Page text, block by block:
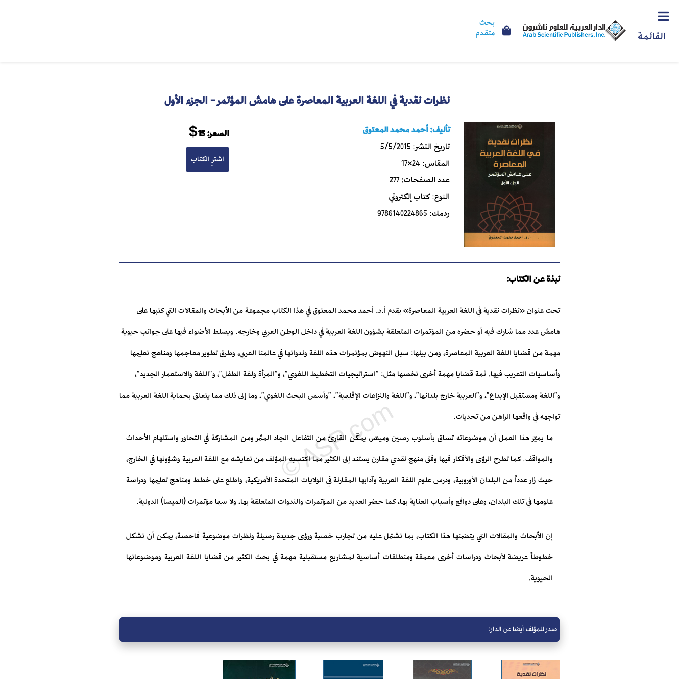
القائمة
بحث
متقدم
نظرات نقدية في اللغة العربية المعاصرة على هامش المؤتمر - الجزء الأول
تأليف:أحمد محمد المعتوق
تاريخ النشر:5/5/2015
المقاس:24×17
عدد الصفحات:277
النوع:كتاب إلكتروني
ردمك:9786140224865
السعر:15$
اشترِ الكتاب
نبذة عن الكتاب:
تحت عنوان «نظرات نقدية في اللغة العربية المعاصرة» يقدم أ.د. أحمد محمد المعتوق في هذا الكتاب مجموعة من الأبحاث والمقالات التي كتبها على
هامش عدد مما شارك فيه أو حضره من المؤتمرات المتعلقة بشؤون اللغة العربية في داخل الوطن العربي وخارجه. ويسلط الأضواء فيها على جوانب حيوية
مهمة من قضايا اللغة العربية المعاصرة، ومن بينها: سبل النهوض بمؤتمرات هذه اللغة وندواتها في عالمنا العربي، وطرق تطوير معاجمها ومناهج تعليمها
وأساسيات التعريب فيها. ثمة قضايا مهمة أخرى تخصها مثل: "استراتيجيات التخطيط اللغوي"، و"المرأة ولغة الطفل"، و"اللغة والاستعمار الجديد"،
و"اللغة ومستقبل الإبداع"، و"العربية خارج بلدانها"، و"اللغة والنزاعات الإقليمية"، "وأسس البحث اللغوي"، وما إلى ذلك مما يتعلق بحماية اللغة العربية مما
تواجهه في واقعها الراهن من تحديات.
ما يميّز هذا العمل أن موضوعاته تساق بأسلوب رصين وميسّر، يمكّن القارئ من التفاعل الجاد المثمر ومن المشاركة في التحاور واستلهام الأحداث
والمواقف. كما تطرح الرؤى والأفكار فيها وفق منهج نقدي مقارن يستند إلى الكثير مما اكتسبه المؤلف من تعايشه مع اللغة العربية وشؤونها في الخارج،
حيث زار عدداً من البلدان الأوروبية، ودرس علوم اللغة العربية وآدابها المقارنة في الولايات المتحدة الأمريكية، واطلع على خطط ومناهج تعليمها ودراسة
علومها في تلك البلدان، وعلى دوافع وأسباب العناية بها، كما حضر العديد من المؤتمرات والندوات المتعلقة بها، ولا سيما مؤتمرات (الميسا) الدولية.
إن الأبحاث والمقالات التي يتضمنها هذا الكتاب، بما تشتمل عليه من تجارب خصبة ورؤى جديدة رصينة ونظرات موضوعية فاحصة، يمكن أن تشكل
خطوطاً عريضة لأبحاث ودراسات أخرى معمقة ومنطلقات أساسية لمشاريع مستقبلية مهمة في بحث الكثير من قضايا اللغة العربية وموضوعاتها
الحيوية.
صدر للمؤلف أيضا عن الدار: